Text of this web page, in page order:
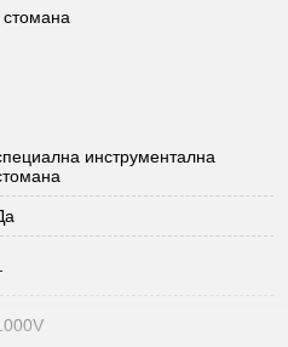
инструментална